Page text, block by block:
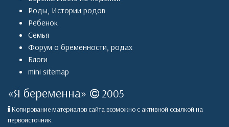
Роды, Истории родов
Ребенок
Семья
Форум о бременности, родах
Блоги
mini sitemap
«Я беременна» 2005
Копирование материалов сайта возможно с активной ссылкой на
первоисточник.